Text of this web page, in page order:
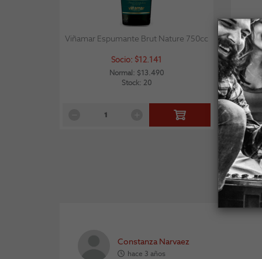
Viñamar Espumante Brut Nature 750cc
Socio: $12.141
Normal: $13.490
Stock: 20
Constanza Narvaez
hace 3 años